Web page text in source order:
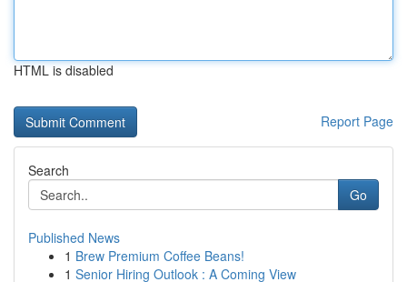
HTML is disabled
Report Page
Search
Go
Published News
1 Brew Premium Coffee Beans!
1 Senior Hiring Outlook : A Coming View